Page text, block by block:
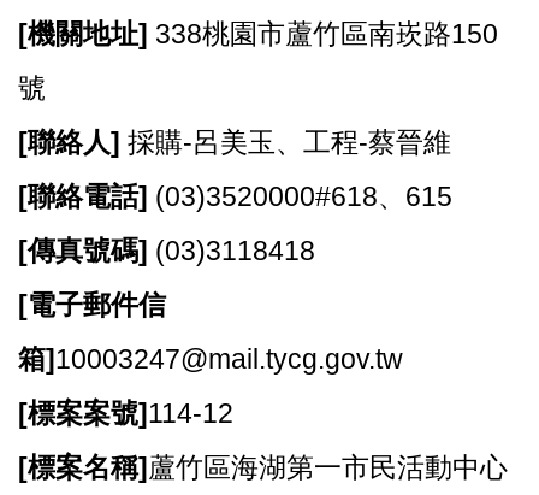
生
便
資
關
訊
錄
關
資
料
[機關地址] 338桃園市蘆竹區南崁路150
號
[聯絡人] 採購-呂美玉、工程-蔡晉維
[聯絡電話] (03)3520000#618、615
[傳真號碼] (03)3118418
[電子郵件信
箱]10003247@mail.tycg.gov.tw
[標案案號]114-12
[標案名稱]蘆竹區海湖第一市民活動中心